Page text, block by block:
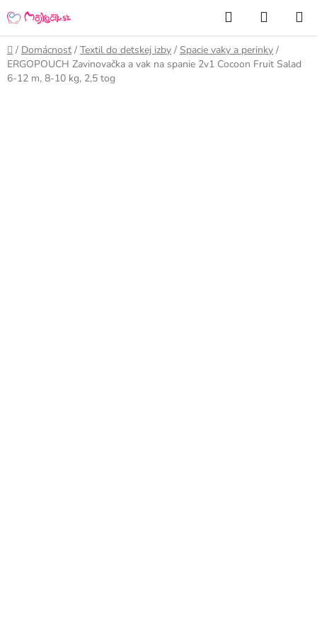
na
obsah
Hľadať
KOŠÍK
Domov
/ Domácnosť / Textil do detskej izby / Spacie vaky a perinky /
ERGOPOUCH Zavinovačka a vak na spanie 2v1 Cocoon Fruit Salad
6-12 m, 8-10 kg, 2,5 tog